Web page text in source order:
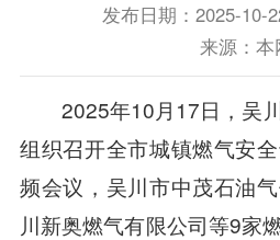
发布日期：2025-10-
来源：本
2025年10月17日，吴川
组织召开全市城镇燃气安
频会议，吴川市中茂石油
川新奥燃气有限公司等9家